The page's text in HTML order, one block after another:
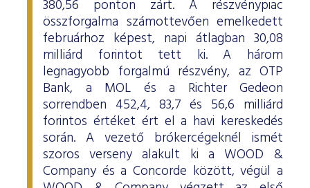
380,56 ponton zárt. A részvénypiac
összforgalma számottevően emelkedett
februárhoz képest, napi átlagban 30,08
milliárd forintot tett ki. A három
legnagyobb forgalmú részvény, az OTP
Bank, a MOL és a Richter Gedeon
sorrendben 452,4, 83,7 és 56,6 milliárd
forintos értéket ért el a havi kereskedés
során. A vezető brókercégeknél ismét
szoros verseny alakult ki a WOOD &
Company és a Concorde között, végül a